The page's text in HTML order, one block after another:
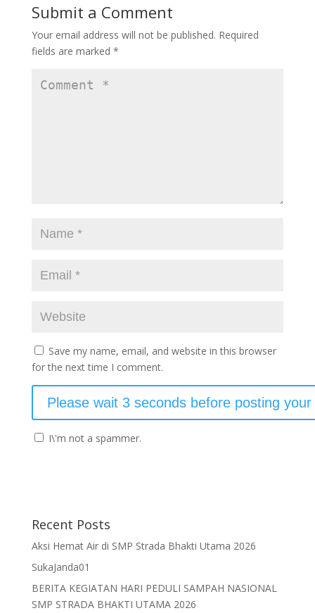
Submit a Comment
Your email address will not be published. Required
fields are marked *
Save my name, email, and website in this browser
for the next time I comment.
I\'m not a spammer.
Recent Posts
Aksi Hemat Air di SMP Strada Bhakti Utama 2026
SukaJanda01
BERITA KEGIATAN HARI PEDULI SAMPAH NASIONAL
SMP STRADA BHAKTI UTAMA 2026